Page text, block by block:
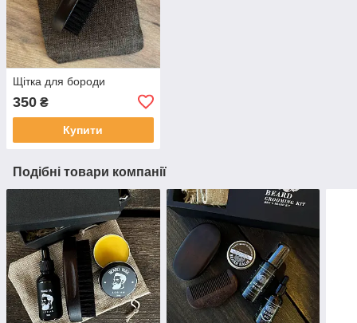
Щітка для бороди
350 ₴
Купити
Подібні товари компанії